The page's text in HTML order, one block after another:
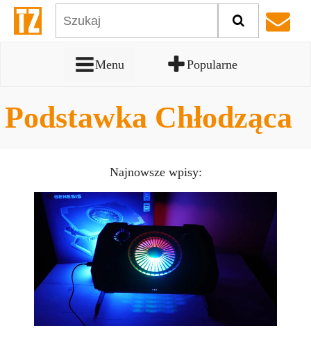
Menu Popularne
Podstawka Chłodząca
Najnowsze wpisy: